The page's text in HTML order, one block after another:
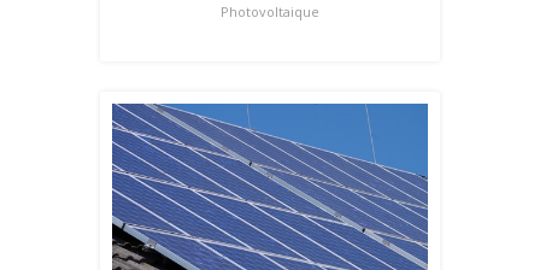
Photovoltaique